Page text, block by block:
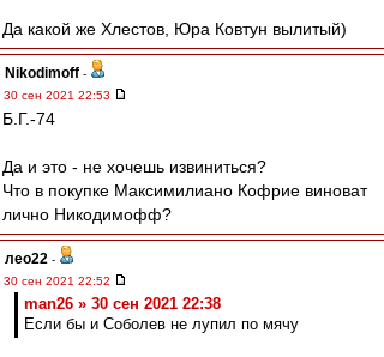
Да какой же Хлестов, Юра Ковтун вылитый)
Nikodimoff -
30 сен 2021 22:53
Б.Г.-74
Да и это - не хочешь извиниться?
Что в покупке Максимилиано Кофрие виноват
лично Никодимофф?
лео22 -
30 сен 2021 22:52
man26 » 30 сен 2021 22:38
Если бы и Соболев не лупил по мячу